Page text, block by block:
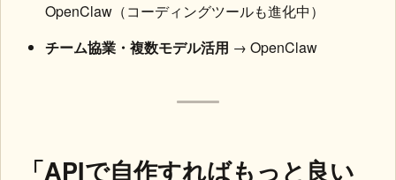
OpenClaw（コーディングツールも進化中）
チーム協業・複数モデル活用 → OpenClaw
「APIで自作すればもっと良い